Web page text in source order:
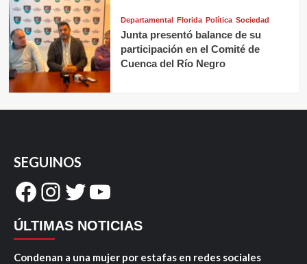
Departamental Florida Política Sociedad
Junta presentó balance de su
participación en el Comité de
Cuenca del Río Negro
SEGUINOS
Facebook
Instagram
Twitter
YouTube
ÚLTIMAS NOTICIAS
Condenan a una mujer por estafas en redes sociales